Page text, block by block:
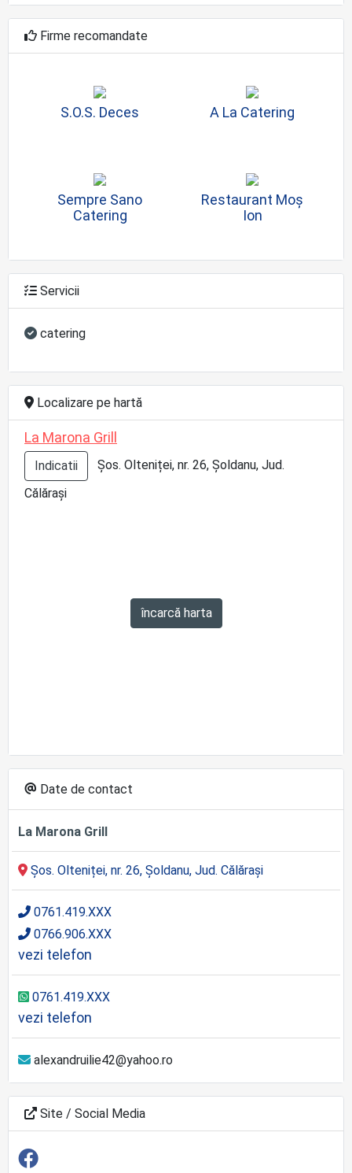
Firme recomandate
S.O.S. Deces A La Catering
Sempre Sano
Catering
Restaurant Moș
Ion
Servicii
catering
Localizare pe hartă
La Marona Grill
Indicatii
Șos. Olteniței, nr. 26, Șoldanu, Jud.
Călărași
încarcă harta
Date de contact
La Marona Grill
Șos. Olteniței, nr. 26, Șoldanu, Jud. Călărași
0761.419.XXX
0766.906.XXX
vezi telefon
0761.419.XXX
vezi telefon
alexandruilie42@yahoo.ro
Site / Social Media